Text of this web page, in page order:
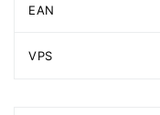
EAN
VPS